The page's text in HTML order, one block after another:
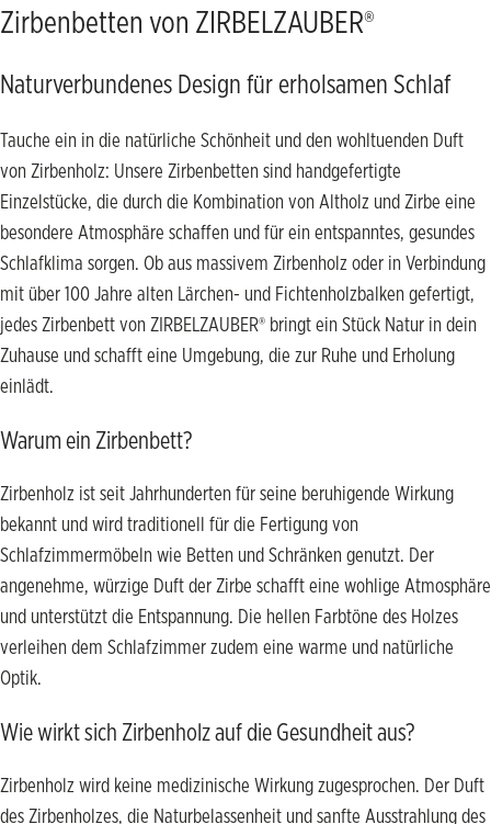
Zirbenbetten von ZIRBELZAUBER®
Naturverbundenes Design für erholsamen Schlaf
Tauche ein in die natürliche Schönheit und den wohltuenden Duft
von Zirbenholz: Unsere Zirbenbetten sind handgefertigte
Einzelstücke, die durch die Kombination von Altholz und Zirbe eine
besondere Atmosphäre schaffen und für ein entspanntes, gesundes
Schlafklima sorgen. Ob aus massivem Zirbenholz oder in Verbindung
mit über 100 Jahre alten Lärchen- und Fichtenholzbalken gefertigt,
jedes Zirbenbett von ZIRBELZAUBER® bringt ein Stück Natur in dein
Zuhause und schafft eine Umgebung, die zur Ruhe und Erholung
einlädt.
Warum ein Zirbenbett?
Zirbenholz ist seit Jahrhunderten für seine beruhigende Wirkung
bekannt und wird traditionell für die Fertigung von
Schlafzimmermöbeln wie Betten und Schränken genutzt. Der
angenehme, würzige Duft der Zirbe schafft eine wohlige Atmosphäre
und unterstützt die Entspannung. Die hellen Farbtöne des Holzes
verleihen dem Schlafzimmer zudem eine warme und natürliche
Optik.
Wie wirkt sich Zirbenholz auf die Gesundheit aus?
Zirbenholz wird keine medizinische Wirkung zugesprochen. Der Duft
des Zirbenholzes, die Naturbelassenheit und sanfte Ausstrahlung des